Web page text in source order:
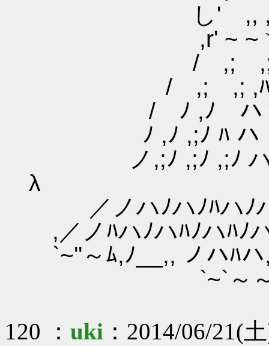
し'ゞ,, ,,
,r' ~ ~
/ ,; ,;
/ ,; ,; ,
/ ﾉ ,ﾉ
ﾉ ,ﾉ ,;ﾉ
ノ,;ﾉ ,;ﾉ ,;ﾉ ハ
／ノハﾉハﾉ
,／ノﾊハﾉ
`~''～ﾑ,ﾉ__,,
`~`～
120 ： uki ：2014/06/21(